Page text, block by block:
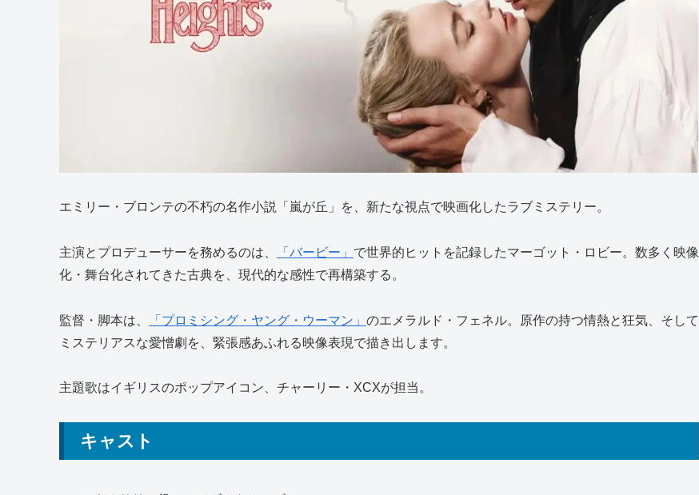
エミリー・ブロンテの不朽の名作小説「嵐が丘」を、新たな視点で映画化したラブミステリー。
主演とプロデューサーを務めるのは、 「バービー」 で世界的ヒットを記録したマーゴット・ロビー。数多く映像
化・舞台化されてきた古典を、現代的な感性で再構築する。
監督・脚本は、 「プロミシング・ヤング・ウーマン」 のエメラルド・フェネル。原作の持つ情熱と狂気、そして
ミステリアスな愛憎劇を、緊張感あふれる映像表現で描き出します。
主題歌はイギリスのポップアイコン、 チャーリー・XCXが担当。
キャスト